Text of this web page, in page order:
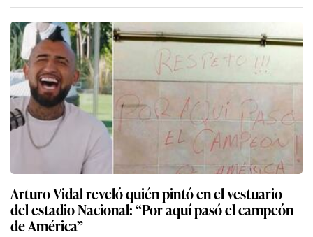
Arturo Vidal reveló quién pintó en el vestuario
del estadio Nacional: “Por aquí pasó el campeón
de América”